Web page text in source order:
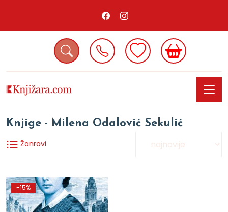
Knjige - Milena Odalović Sekulić
Žanrovi
-15%